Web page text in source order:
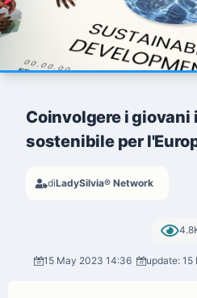
Coinvolgere i giovani
sostenibile per
diLadySilvia® Network
15 May 2023 14:36 update: